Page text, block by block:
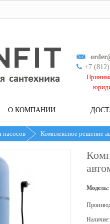
+7
О КОМПАНИИ
насосов Комплексное решение
Модель:
Наличие: